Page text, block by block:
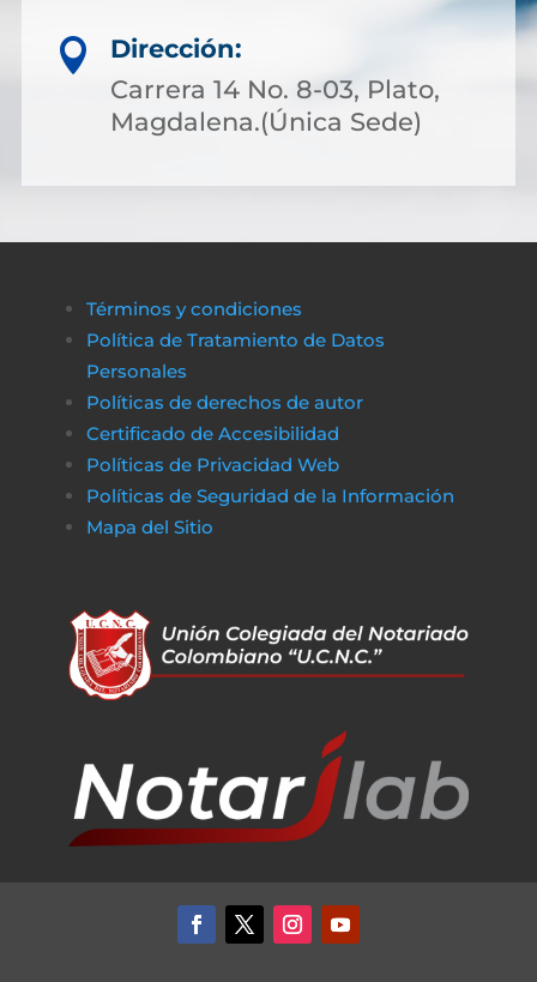

Dirección:
Carrera 14 No. 8-03, Plato,
Magdalena.(Única Sede)
Términos y condiciones
Política de Tratamiento de Datos
Personales
Políticas de derechos de autor
Certificado de Accesibilidad
Políticas de Privacidad Web
Políticas de Seguridad de la Información
Mapa del Sitio